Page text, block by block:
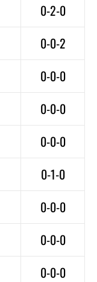
0-2-0
0-0-2
0-0-0
0-0-0
0-0-0
0-1-0
0-0-0
0-0-0
0-0-0